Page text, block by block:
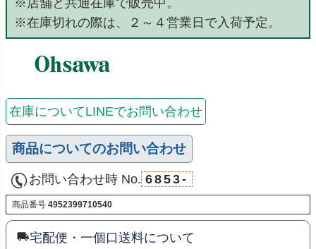
※店舗と共通在庫で販売中。
※在庫切れの際は、２～４営業日で入荷予定。
在庫についてLINEでお問い合わせ
商品についてのお問い合わせ
お問い合わせ時 No. 6853-
商品番号 4952399710540
宅配便・一個口送料について